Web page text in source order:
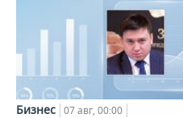
Бизнес 07 авг, 00:00